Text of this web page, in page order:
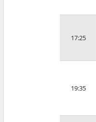
17:25
19:35